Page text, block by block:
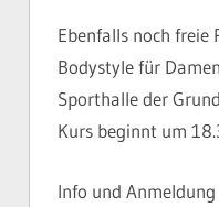
Ebenfalls noch freie
Bodystyle für
Sporthalle der
Kurs beginnt um
Info und